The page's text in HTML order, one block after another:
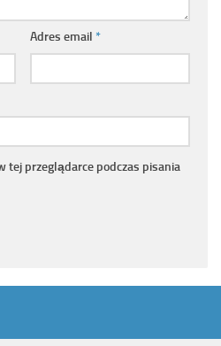
Adres email *
tej przeglądarce podczas pisania